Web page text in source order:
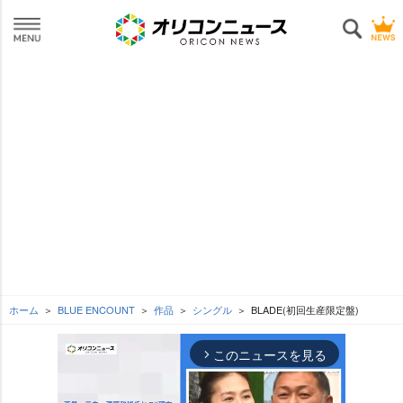
ホーム BLUE ENCOUNT 作品 シングル BLADE(初回生産限定盤)
arrow_forward_ios このニュースを見る